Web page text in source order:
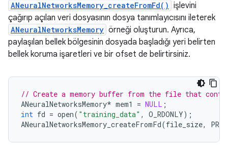
ANeuralNetworksMemory_createFromFd() işlevini
çağırıp açılan veri dosyasının dosya tanımlayıcısını ileterek
ANeuralNetworksMemory örneği oluşturun. Ayrıca,
paylaşılan bellek bölgesinin dosyada başladığı yeri belirten
bellek koruma işaretleri ve bir ofset de belirtirsiniz.
// Create a memory buffer from the file that
ANeuralNetworksMemory* mem1 = NULL ;
int fd = open( "training_data" , O_RDONLY);
ANeuralNetworksMemory_createFromFd(file_size,